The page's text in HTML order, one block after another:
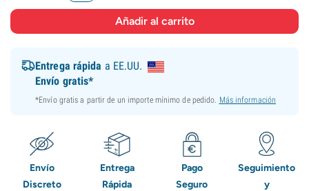
Entrega rápida a EE.UU.
Envío gratis*
*Envío gratis a partir de un importe mínimo de pedido. Más información
Envío
Discreto
Entrega
Rápida
Pago
Seguro
Seguimiento
y